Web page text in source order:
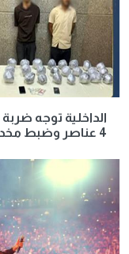
الداخلية توجه
4 عناصر وضبط مخدرات وأسلحة بـ46 مليون جنيه